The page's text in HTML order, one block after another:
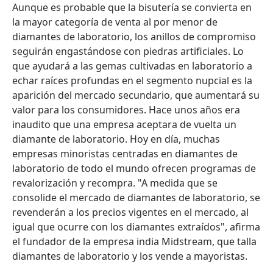
Aunque es probable que la bisutería se convierta en
la mayor categoría de venta al por menor de
diamantes de laboratorio, los anillos de compromiso
seguirán engastándose con piedras artificiales. Lo
que ayudará a las gemas cultivadas en laboratorio a
echar raíces profundas en el segmento nupcial es la
aparición del mercado secundario, que aumentará su
valor para los consumidores. Hace unos años era
inaudito que una empresa aceptara de vuelta un
diamante de laboratorio. Hoy en día, muchas
empresas minoristas centradas en diamantes de
laboratorio de todo el mundo ofrecen programas de
revalorización y recompra. "A medida que se
consolide el mercado de diamantes de laboratorio, se
revenderán a los precios vigentes en el mercado, al
igual que ocurre con los diamantes extraídos", afirma
el fundador de la empresa india Midstream, que talla
diamantes de laboratorio y los vende a mayoristas.